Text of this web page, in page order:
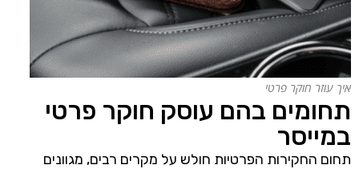
איך עוזר חוקר פרטי
תחומים בהם עוסק חוקר פרטי
במייסר
תחום החקירות הפרטיות חולש על מקרים רבים, מגוונים